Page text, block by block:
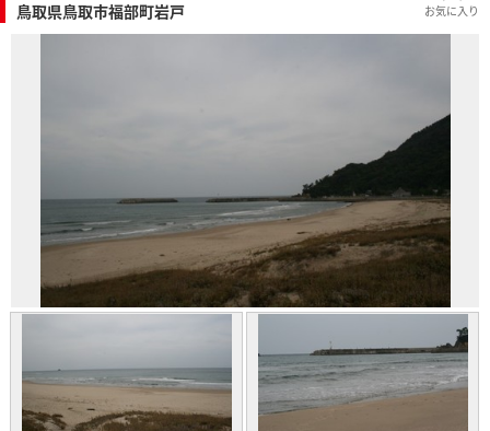
鳥取県鳥取市福部町岩戸 お気に入り